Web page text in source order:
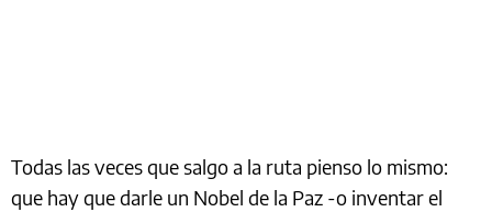
Todas las veces que salgo a la ruta pienso lo mismo:
que hay que darle un Nobel de la Paz -o inventar el